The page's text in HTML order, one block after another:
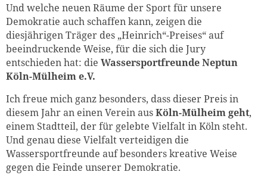
Und welche neuen Räume der Sport für unsere
Demokratie auch schaffen kann, zeigen die
diesjährigen Träger des „Heinrich“-Preises“ auf
beeindruckende Weise, für die sich die Jury
entschieden hat: die Wassersportfreunde Neptun
Köln-Mülheim e.V.
Ich freue mich ganz besonders, dass dieser Preis in
diesem Jahr an einen Verein ausKöln-Mülheim geht,
einem Stadtteil, der für gelebte Vielfalt in Köln steht.
Und genau diese Vielfalt verteidigen die
Wassersportfreunde auf besonders kreative Weise
gegen die Feinde unserer Demokratie.